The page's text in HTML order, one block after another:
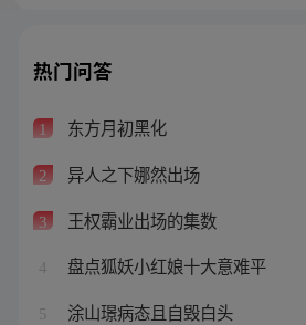
热门问答
1 东方月初黑化
2 异人之下娜然出场
3 王权霸业出场的集数
4 盘点狐妖小红娘十大意难平
5 涂山璟病态且自毁白头